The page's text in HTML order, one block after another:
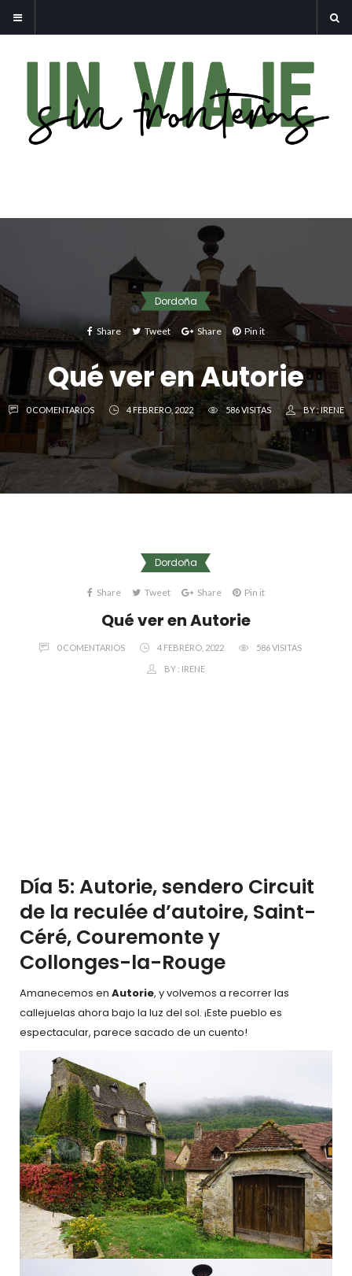
Dordoña
Share Tweet Share Pin it
Qué ver en Autorie
0 COMENTARIOS 4 FEBRERO, 2022 586 VISITAS BY :IRENE
Dordoña
Share Tweet Share Pin it
Qué ver en Autorie
0 COMENTARIOS 4 FEBRERO, 2022 586 VISITAS
BY : IRENE
Día 5: Autorie, sendero Circuit
de la reculée d’autoire, Saint-
Céré, Couremonte y
Collonges-la-Rouge
Amanecemos en Autorie, y volvemos a recorrer las
callejuelas ahora bajo la luz del sol. ¡Este pueblo es
espectacular, parece sacado de un cuento!